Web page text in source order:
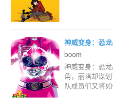
神威变身：恐
boom
神威变身：恐
角，丽塔却谋
队成员们又将